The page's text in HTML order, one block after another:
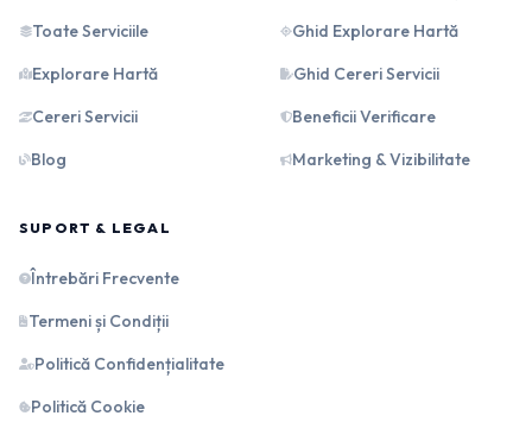
Toate Serviciile
Explorare Hartă
Cereri Servicii
Blog
Ghid Explorare Hartă
Ghid Cereri Servicii
Beneficii Verificare
Marketing & Vizibilitate
SUPORT & LEGAL
Întrebări Frecvente
Termeni și Condiții
Politică Confidențialitate
Politică Cookie